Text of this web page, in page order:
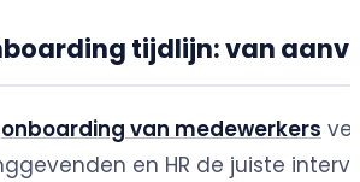
tijdlijn: van
onboarding van medewerkers
en HR de juiste